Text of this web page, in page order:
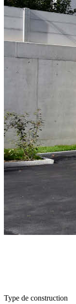
Type de construction